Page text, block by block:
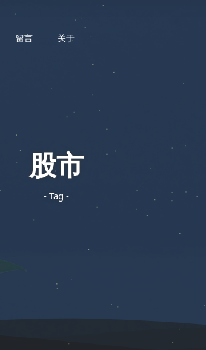
留言 关于
股市
- Tag -